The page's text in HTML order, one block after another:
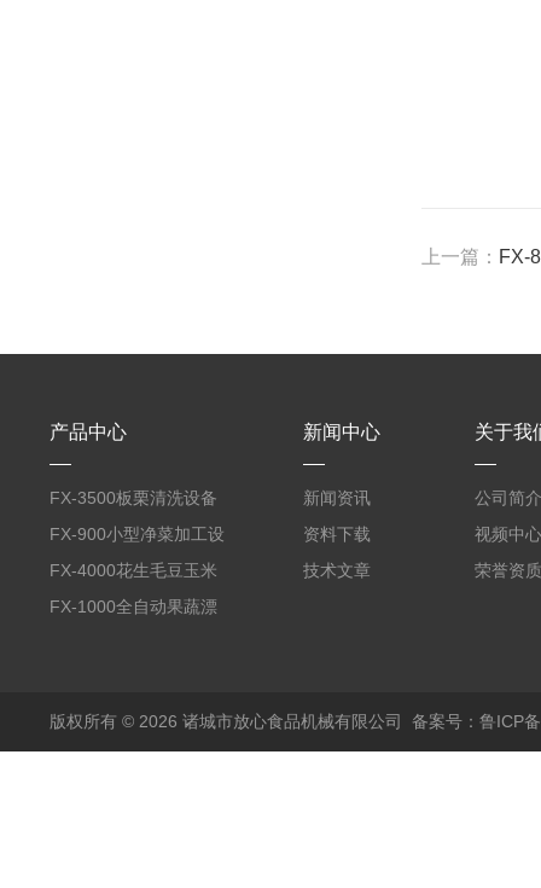
上一篇： FX-
产品中心
FX-3500板栗清洗设备
全自动气泡清洗机
FX-900小型净菜加工设
备野菜清洗机
FX-4000花生毛豆玉米
蒸煮漂烫机
FX-1000全自动果蔬漂
新闻中心
新闻资讯
资料下载
技术文章
关于我
公司简介
视频中心
荣誉资质
版权所有 © 2026 诸城市放心食品机械有限公司 备案号：鲁ICP